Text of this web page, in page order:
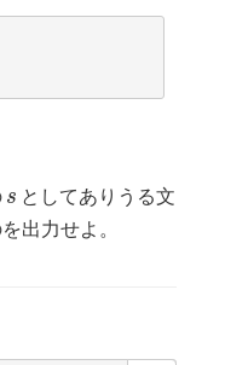
s
s としてありうる文
出力せよ。